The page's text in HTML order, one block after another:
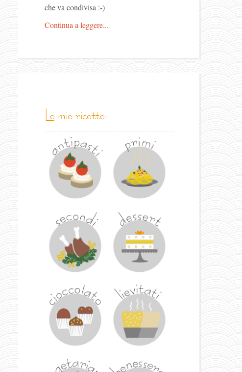
che va condivisa :-)
Continua a leggere...
le mie ricette: